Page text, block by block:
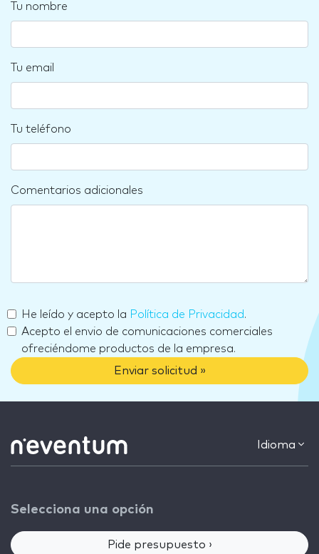
Tu nombre
Tu email
Tu teléfono
Comentarios adicionales
He leído y acepto la Política de Privacidad.
Acepto el envio de comunicaciones comerciales
ofreciéndome productos de la empresa.
Enviar solicitud »
Idioma
Selecciona una opción
Pide presupuesto ›